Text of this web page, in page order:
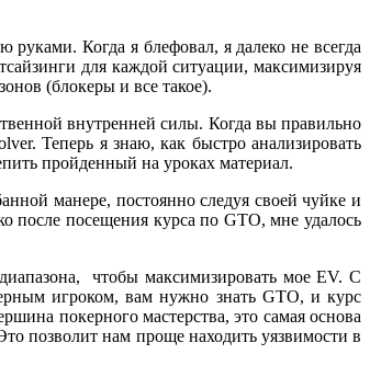
Когда я блефовал, я далеко не всегда
для каждой ситуации, максимизируя
(блокеры и все такое).
внутренней силы. Когда вы правильно
Теперь я знаю, как быстро анализировать
пройденный на уроках материал.
манере, постоянно следуя своей чуйке и
после посещения курса по GTO, мне удалось
чтобы максимизировать мое EV. С
игроком, вам нужно знать GTO, и курс
покерного мастерства, это самая основа
позволит нам проще находить уязвимости в